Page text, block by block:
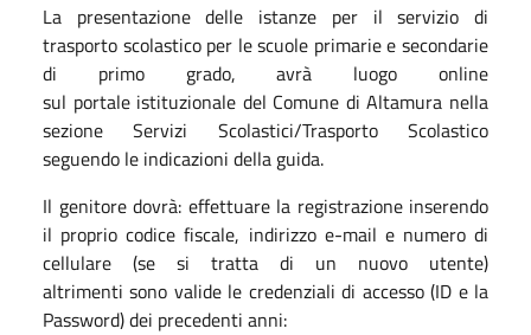
La presentazione delle istanze per il servizio di
trasporto scolastico per le scuole primarie e secondarie
di primo grado, avrà luogo online
sul portaleistituzionale del Comune di Altamura nella
sezione Servizi Scolastici/Trasporto Scolastico
seguendo le indicazioni della guida.
Il genitore dovrà: effettuare la registrazione inserendo
il proprio codice fiscale, indirizzo e-mail e numero di
cellulare (se si tratta di un nuovo utente)
altrimenti sono valide le credenziali di accesso (ID e la
Password) dei precedenti anni: